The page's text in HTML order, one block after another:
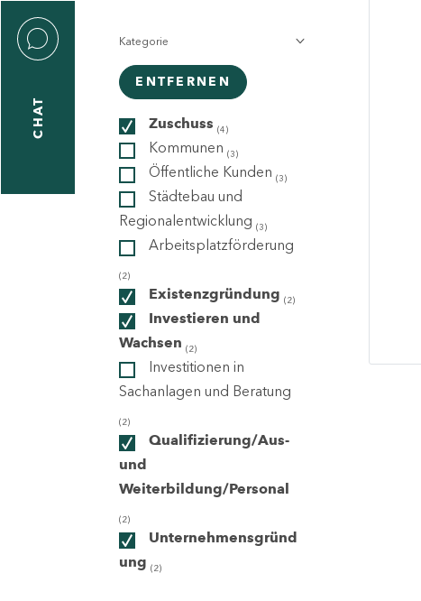
CHAT
Kategorie
ENTFERNEN
Zuschuss (4)
Kommunen (3)
Öffentliche Kunden (3)
Städtebau und
Regionalentwicklung (3)
Arbeitsplatzförderung
(2)
Existenzgründung (2)
Investieren und
Wachsen (2)
Investitionen in
Sachanlagen und Beratung
(2)
Qualifizierung/Aus-
und
Weiterbildung/Personal
(2)
Unternehmensgründ
ung (2)